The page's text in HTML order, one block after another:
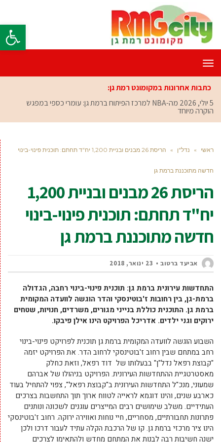
פתח
תפריט
כתבות אחרונות במקומונט רמת גן:
5 יולי, 2026
מה-NBA למרכז הפיתוח ברמת גן: עומרי כספי במפגש
הוקרה מיוחד
ראשי » נדל"ן » הריסת 26 מבנים ובניית 1,200 יח"ד תחתם: תוכנית פינוי-בינוי
חדשה מתוכננת ברמת גן
הריסת 26 מבנים ובניית 1,200
יח"ד תחתם: תוכנית פינוי-בינוי
חדשה מתוכננת ברמת גן
אביעד ברטוב 23 ינואר, 2018
התחדשות עירונית ברמת גן: תוכנית פינוי-בינוי רחבה, הגדולה
ברמת-גן, בין רחובות ז'בוטינסקי והדר הוגשה לוועדה המקומית
ברמת גן. התוכנית כוללת בנייני מגורים, משרדים, חנויות, שטחים
ירוקים וגני ילדים. אדריכל הפרויקט הינו אילן פיבקו.
השבוע הוגשה לוועדה המקומית ברמת גן תוכנית לפרויקט פינוי-בינוי
רחב במתחם שבין רחוב ז'בוטינסקי לרחוב הדר. את הפרויקט יזמה
"קבוצת רפאל נדל"ן" בבעלותו של דוד רפאל, וזאת כחלק
מאסטרטגיית ההתחדשות העירונית. הפרויקט בניהולו של אברהם
שמעוני, מנכ"ל התחדשות העירונית ב"קבוצת רפאל", צפוי להתחיל בעוד
כארבע שנים, והינו דוגמא לראייה לטווח ארוך תוך התחשבות בצרכים
העתידיים. משלב שימושים רבים המייצרים עוגנים לשכונה ונותנים
פתרונות תחבורתיים, מסחריים, חיי נוחות ואווירה ירוקה. רחוב ז'בוטינסקי
הינו ציר מרכזי ברמת גן. קו של הרכבת הקלה עתיד לעבור דרכו ולכן
ישנה חשיבות רבה לבנות את המתחם מחדש ולהתאימו לצרכים